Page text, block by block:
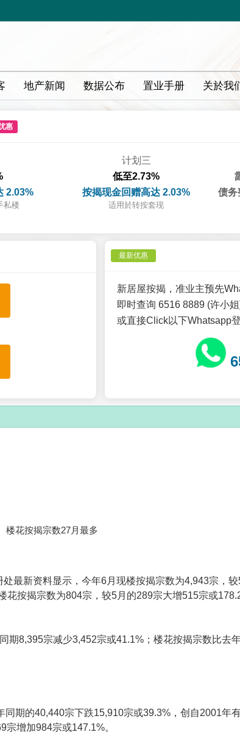
地产新闻 数据公布 置业手册 关於我
惠
2.03%
私楼
计划三
低至2.73%
按揭现金回赠高达 2.03%
适用於转按套现
债务
最新优惠
新居屋按揭，准业主预先
即时查询 6516 8889 (许小
或直接Click以下Whatsapp登
楼花按揭宗数27月最多
最新资料显示，今年6月现楼按揭宗数为4,943宗，
花按揭宗数为804宗，较5月的289宗大增515宗或
期8,395宗减少3,452宗或41.1%；楼花按揭宗数比去
期的40,440宗下跌15,910宗或39.3%，创自2001年
增加984宗或147.1%。